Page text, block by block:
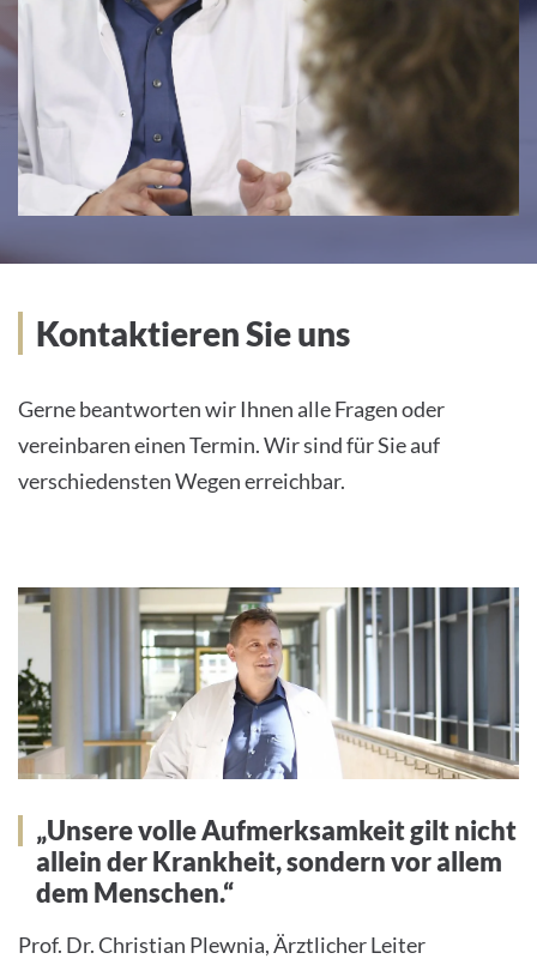
Kontaktieren Sie uns
Gerne beantworten wir Ihnen alle Fragen oder
vereinbaren einen Termin. Wir sind für Sie auf
verschiedensten Wegen erreichbar.
„Unsere volle Aufmerksamkeit gilt nicht
allein der Krankheit, sondern vor allem
dem Menschen.“
Prof. Dr. Christian Plewnia, Ärztlicher Leiter